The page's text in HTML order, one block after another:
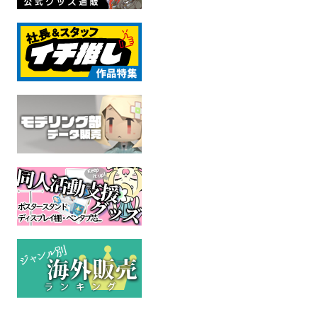
ICHIDAI
【初回プレス盤】
東方Project
EUROBAKA ICHIDAI
VOL.20【初回プレス盤】